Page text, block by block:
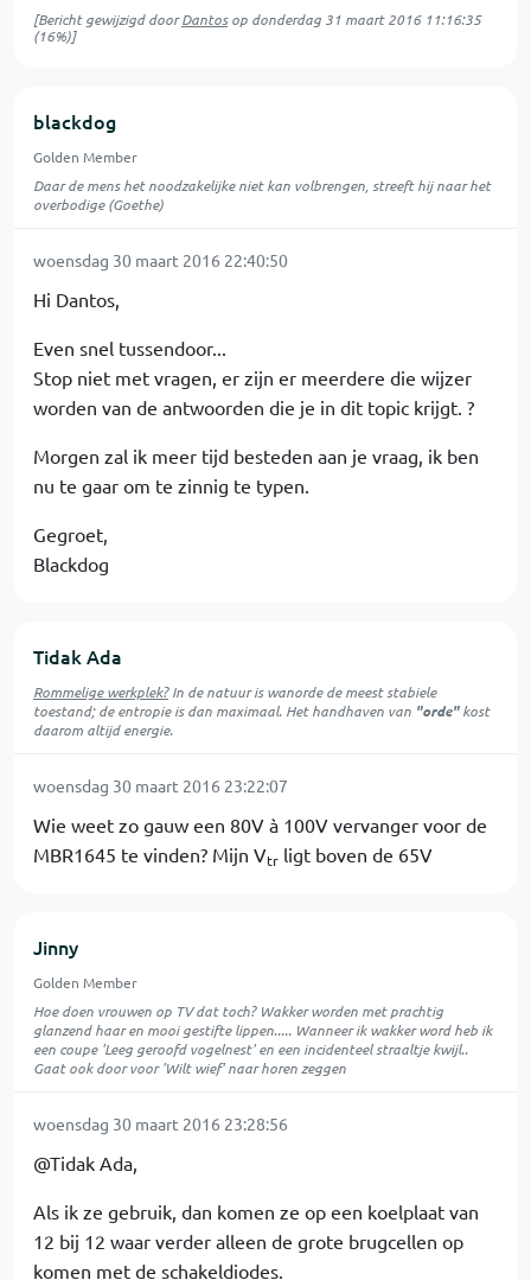
[Bericht gewijzigd doorDantosop donderdag 31 maart 2016 11:16:35
(16%)]
blackdog
Golden Member
Daar de mens het noodzakelijke niet kan volbrengen, streeft hij naar het
overbodige (Goethe)
woensdag 30 maart 2016 22:40:50
Hi Dantos,
Even snel tussendoor...
Stop niet met vragen, er zijn er meerdere die wijzer
worden van de antwoorden die je in dit topic krijgt. ?
Morgen zal ik meer tijd besteden aan je vraag, ik ben
nu te gaar om te zinnig te typen.
Gegroet,
Blackdog
Tidak Ada
Rommelige werkplek?In de natuur iswanordede meest stabiele
toestand; de entropie is dan maximaal. Het handhaven van "orde"kost
daarom altijd energie.
woensdag 30 maart 2016 23:22:07
Wie weet zo gauw een 80V à 100V vervanger voor de
MBR1645 te vinden? Mijn Vtr ligt boven de 65V
Jinny
Golden Member
Hoe doen vrouwen op TV dat toch? Wakker worden met prachtig
glanzend haar en mooi gestifte lippen..... Wanneer ik wakker word heb ik
een coupe 'Leeg geroofd vogelnest' en een incidenteel straaltje kwijl..
Gaat ook door voor 'Wilt wief' naar horen zeggen
woensdag 30 maart 2016 23:28:56
@Tidak Ada,
Als ik ze gebruik, dan komen ze op een koelplaat van
12 bij 12 waar verder alleen de grote brugcellen op
komen met de schakeldiodes.